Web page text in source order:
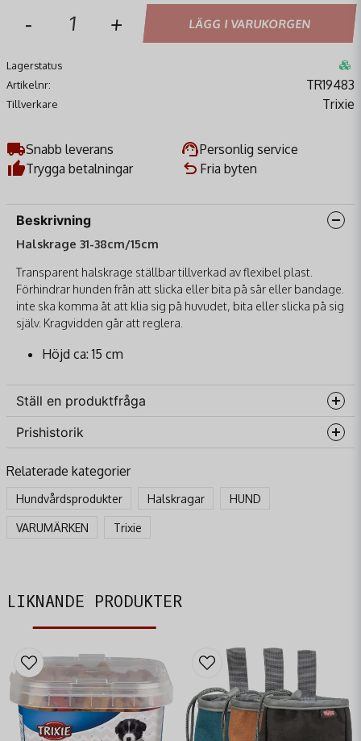
- + LÄGG I VARUKORGEN
Lagerstatus
Artikelnr:
TR19483
Tillverkare Trixie
Snabb leverans
Personlig service
Trygga betalningar
Fria byten
Beskrivning
Halskrage 31-38cm/15cm
Transparent halskrage ställbar tillverkad av flexibel plast.
Förhindrar hunden från att slicka eller bita på sår eller bandage.
inte ska komma åt att klia sig på huvudet, bita eller slicka på sig
själv. Kragvidden går att reglera.
Höjd ca: 15 cm
Ställ en produktfråga
question
Fråga oss något om denna produkten...
name
Namn
Mejladress
Ja, ni får publicera min fråga
Prishistorik
Relaterade kategorier
Hundvårdsprodukter Halskragar HUND
VARUMÄRKEN Trixie
LIKNANDE PRODUKTER